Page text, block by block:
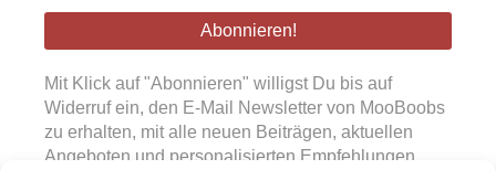
Adresse
Mit Klick auf "Abonnieren" willigst Du bis auf
Widerruf ein, den E-Mail Newsletter von MooBoobs
zu erhalten, mit alle neuen Beiträgen, aktuellen
Angeboten und personalisierten Empfehlungen.